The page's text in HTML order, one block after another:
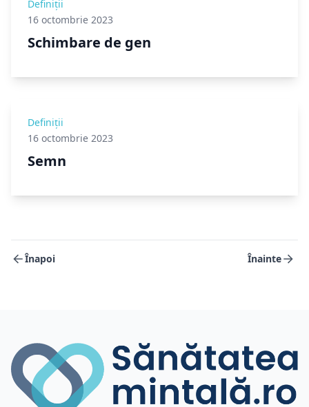
Definiții
16 octombrie 2023
Schimbare de gen
Definiții
16 octombrie 2023
Semn
Înapoi Înainte